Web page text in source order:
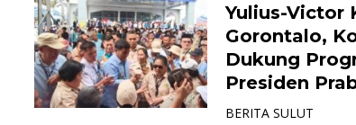
Yulius-Victor
Gorontalo,
Dukung
Presiden
BERITA SULUT